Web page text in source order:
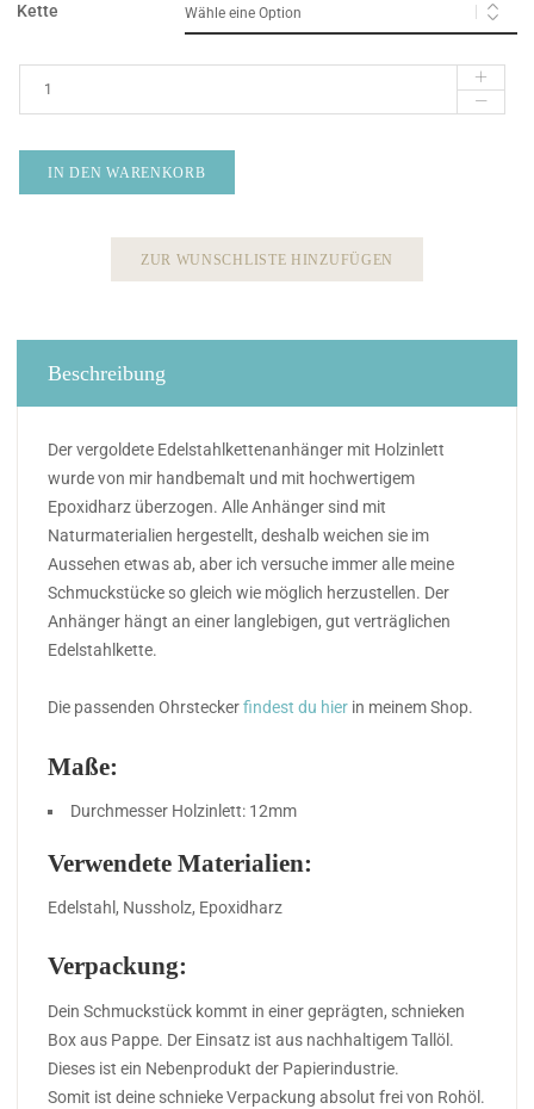
Kette
IN DEN WARENKORB
ZUR WUNSCHLISTE HINZUFÜGEN
Beschreibung
Der vergoldete Edelstahlkettenanhänger mit Holzinlett
wurde von mir handbemalt und mit hochwertigem
Epoxidharz überzogen. Alle Anhänger sind mit
Naturmaterialien hergestellt, deshalb weichen sie im
Aussehen etwas ab, aber ich versuche immer alle meine
Schmuckstücke so gleich wie möglich herzustellen. Der
Anhänger hängt an einer langlebigen, gut verträglichen
Edelstahlkette.
Die passenden Ohrsteckerfindest du hierin meinem Shop.
Maße:
Durchmesser Holzinlett: 12mm
Verwendete Materialien:
Edelstahl, Nussholz, Epoxidharz
Verpackung:
Dein Schmuckstück kommt in einer geprägten, schnieken
Box aus Pappe. Der Einsatz ist aus nachhaltigem Tallöl.
Dieses ist ein Nebenprodukt der Papierindustrie.
Somit ist deine schnieke Verpackung absolut frei von Rohöl.